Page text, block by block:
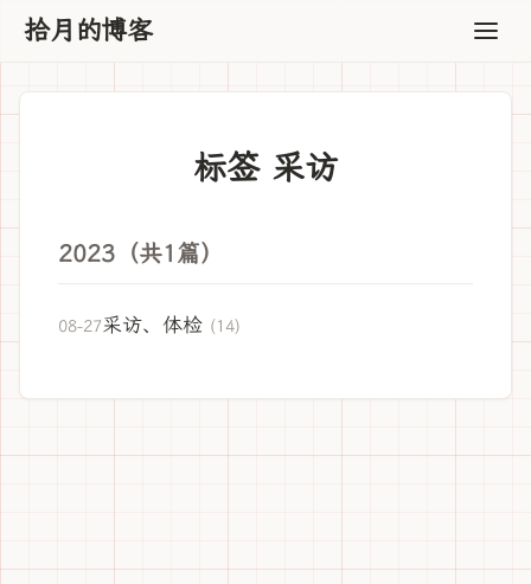
拾月的博客
标签 采访
2023（共1篇）
08-27采访、体检 (14)